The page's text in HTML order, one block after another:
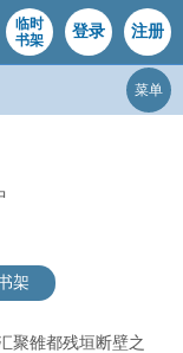
临时
书架
登录 注册
菜单
架
聚雒都残垣断壁之